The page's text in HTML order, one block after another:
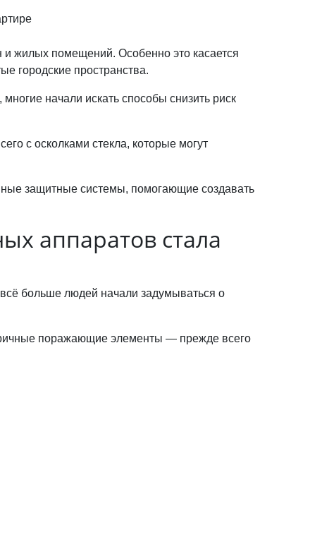
жилых помещений. Особенно это касается
городские пространства.
начали искать способы снизить риск
с осколками стекла, которые могут
защитные системы, помогающие создавать
аппаратов стала
больше людей начали задумываться о
поражающие элементы — прежде всего